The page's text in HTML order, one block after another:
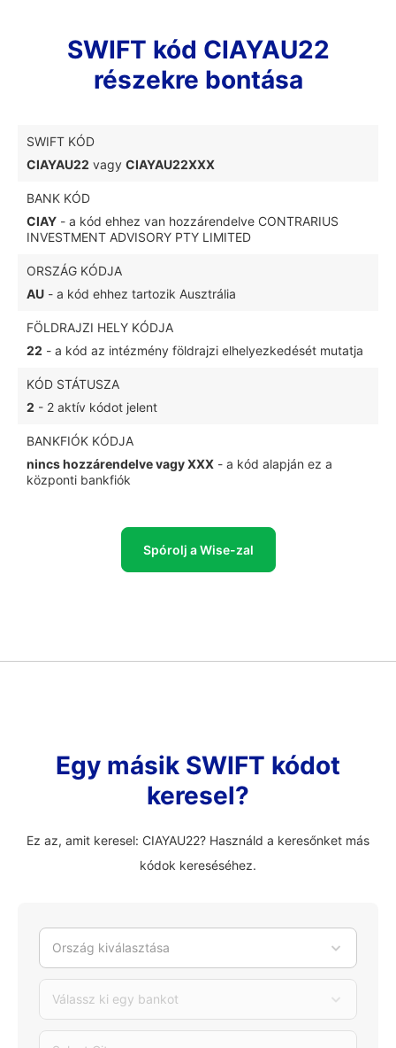
SWIFT kód CIAYAU22
részekre bontása
SWIFT KÓD
CIAYAU22 vagy CIAYAU22XXX
BANK KÓD
CIAY - a kód ehhez van hozzárendelve CONTRARIUS
INVESTMENT ADVISORY PTY LIMITED
ORSZÁG KÓDJA
AU - a kód ehhez tartozik Ausztrália
FÖLDRAJZI HELY KÓDJA
22 - a kód az intézmény földrajzi elhelyezkedését mutatja
KÓD STÁTUSZA
2 - 2 aktív kódot jelent
BANKFIÓK KÓDJA
nincs hozzárendelve vagy XXX - a kód alapján ez a
központi bankfiók
Spórolj a Wise-zal
Egy másik SWIFT kódot
keresel?
Ez az, amit keresel: CIAYAU22? Használd a keresőnket más
kódok kereséséhez.
Ország kiválasztása
Válassz ki egy bankot